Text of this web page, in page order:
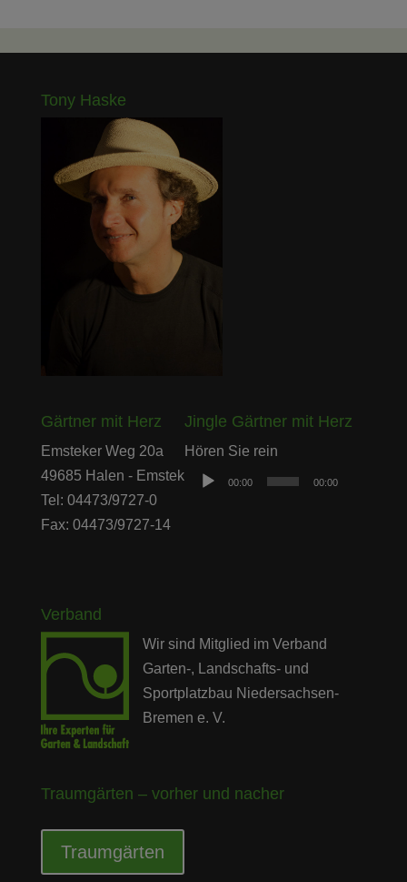
Tony Haske
Gärtner mit Herz
Emsteker Weg 20a
49685 Halen - Emstek
Tel: 04473/9727-0
Fax: 04473/9727-14
Jingle Gärtner mit Herz
Hören Sie reinAudio-
Player
00:00 00:00
Verband
Wir sind Mitglied im Verband
Garten-, Landschafts- und
Sportplatzbau Niedersachsen-
Bremen e. V.
Traumgärten – vorher und nacher
Traumgärten